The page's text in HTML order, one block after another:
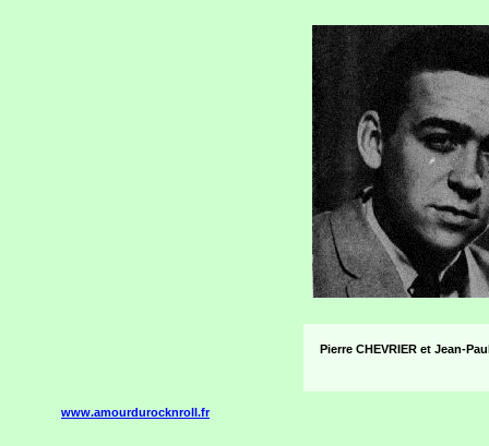
www.amourdurocknroll.fr
Pierre CHEVRIER et Jean-